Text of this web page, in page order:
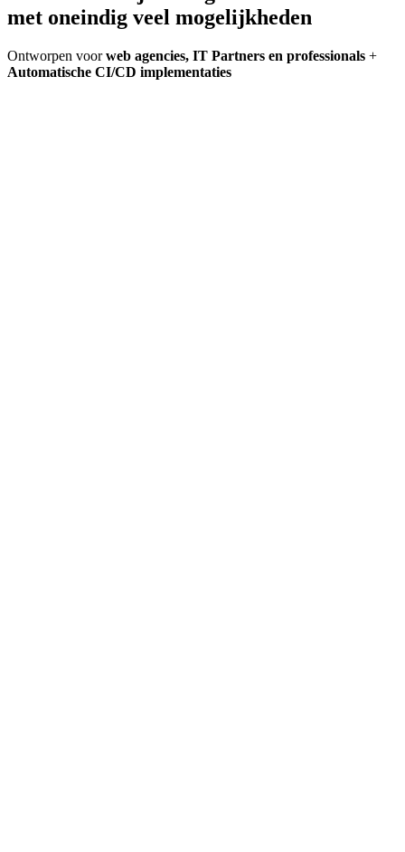
met oneindig veel mogelijkheden
Ontworpen voorweb agencies, IT Partners en professionals +
Automatische CI/CD implementaties